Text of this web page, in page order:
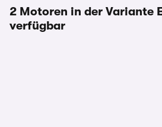
2 Motoren in der Variante
verfügbar